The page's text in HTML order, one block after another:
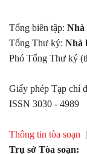
Tổng biên tập: Nhà
Tổng Thư ký: Nhà
Phó Tổng Thư ký
Giấy phép Tạp chí
ISSN 3030 - 4989
Thông tin tòa soạn |
Trụ sở Tòa soạn: